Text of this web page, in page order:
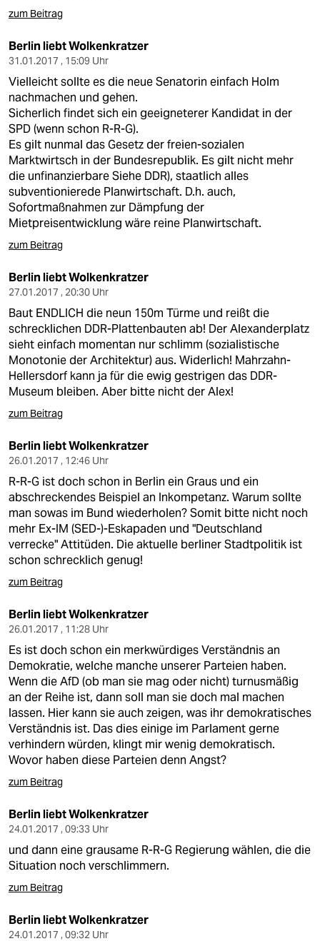
zum Beitrag
Berlin liebt Wolkenkratzer
31.01.2017 , 15:09 Uhr
Vielleicht sollte es die neue Senatorin einfach Holm
nachmachen und gehen.
Sicherlich findet sich ein geeigneterer Kandidat in der
SPD (wenn schon R-R-G).
Es gilt nunmal das Gesetz der freien-sozialen
Marktwirtsch in der Bundesrepublik. Es gilt nicht mehr
die unfinanzierbare Siehe DDR), staatlich alles
subventionierede Planwirtschaft. D.h. auch,
Sofortmaßnahmen zur Dämpfung der
Mietpreisentwicklung wäre reine Planwirtschaft.
zum Beitrag
Berlin liebt Wolkenkratzer
27.01.2017 , 20:30 Uhr
Baut ENDLICH die neun 150m Türme und reißt die
schrecklichen DDR-Plattenbauten ab! Der Alexanderplatz
sieht einfach momentan nur schlimm (sozialistische
Monotonie der Architektur) aus. Widerlich! Mahrzahn-
Hellersdorf kann ja für die ewig gestrigen das DDR-
Museum bleiben. Aber bitte nicht der Alex!
zum Beitrag
Berlin liebt Wolkenkratzer
26.01.2017 , 12:46 Uhr
R-R-G ist doch schon in Berlin ein Graus und ein
abschreckendes Beispiel an Inkompetanz. Warum sollte
man sowas im Bund wiederholen? Somit bitte nicht noch
mehr Ex-IM (SED-)-Eskapaden und "Deutschland
verrecke" Attitüden. Die aktuelle berliner Stadtpolitik ist
schon schrecklich genug!
zum Beitrag
Berlin liebt Wolkenkratzer
26.01.2017 , 11:28 Uhr
Es ist doch schon ein merkwürdiges Verständnis an
Demokratie, welche manche unserer Parteien haben.
Wenn die AfD (ob man sie mag oder nicht) turnusmäßig
an der Reihe ist, dann soll man sie doch mal machen
lassen. Hier kann sie auch zeigen, was ihr demokratisches
Verständnis ist. Das dies einige im Parlament gerne
verhindern würden, klingt mir wenig demokratisch.
Wovor haben diese Parteien denn Angst?
zum Beitrag
Berlin liebt Wolkenkratzer
24.01.2017 , 09:33 Uhr
und dann eine grausame R-R-G Regierung wählen, die die
Situation noch verschlimmern.
zum Beitrag
Berlin liebt Wolkenkratzer
24.01.2017 , 09:32 Uhr